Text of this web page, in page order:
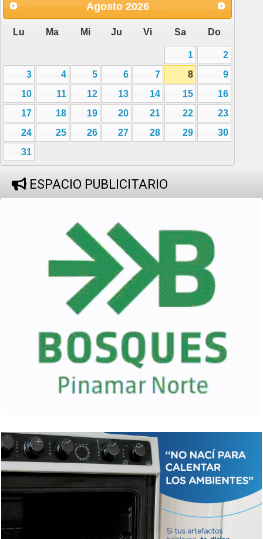
Agosto 2026
Lu Ma Mi Ju Vi Sa Do
1
2
3
4 5 6 7 8
9
10
11 12 13 14 15
16
17
18 19 20 21 22
23
24
25 26 27 28 29
30
31
ESPACIO PUBLICITARIO